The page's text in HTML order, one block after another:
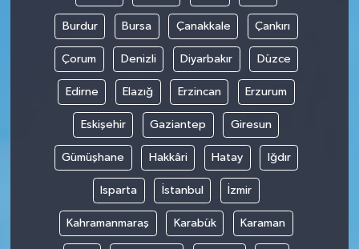
Burdur Bursa Çanakkale Çankırı
Çorum Denizli Diyarbakır Düzce
Edirne Elazığ Erzincan Erzurum
Eskişehir Gaziantep Giresun
Gümüşhane Hakkâri Hatay Iğdır
Isparta İstanbul İzmir
Kahramanmaraş Karabük Karaman